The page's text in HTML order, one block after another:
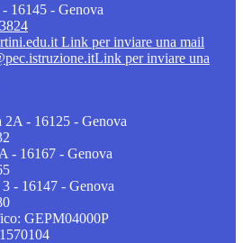
16145 - Genova
Link per inviare una mail
Link per inviare una
2A - 16125 - Genova
- 16167 - Genova
- 16147 - Genova
GEPM04000P